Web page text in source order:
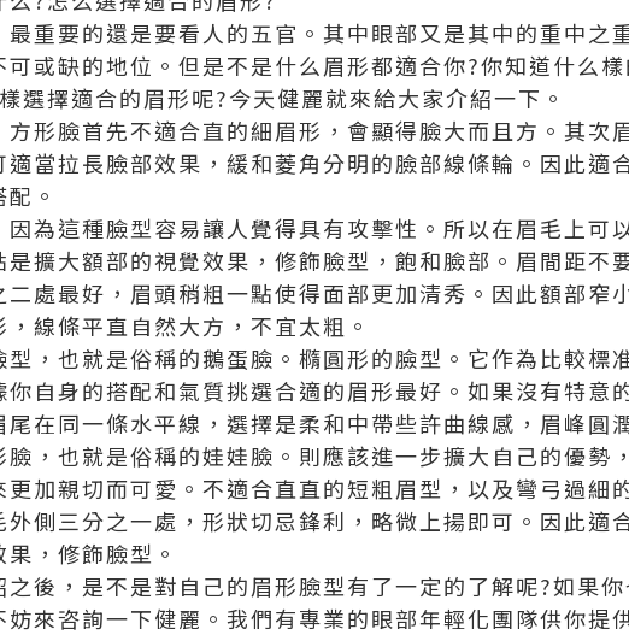
最重要的還是要看人的五官。其中眼部又是其中的重中之
可或缺的地位。但是不是什么眉形都適合你?你知道什么
選擇適合的眉形呢?今天健麗就來給大家介紹一下。
方形臉首先不適合直的細眉形，會顯得臉大而且方。其次
適當拉長臉部效果，緩和菱角分明的臉部線條輪。因此適
。
因為這種臉型容易讓人覺得具有攻擊性。所以在眉毛上可
是擴大額部的視覺效果，修飾臉型，飽和臉部。眉間距不
二處最好，眉頭稍粗一點使得面部更加清秀。因此額部窄
線條平直自然大方，不宜太粗。
型，也就是俗稱的鵝蛋臉。橢圓形的臉型。它作為比較標
你自身的搭配和氣質挑選合適的眉形最好。如果沒有特意
尾在同一條水平線，選擇是柔和中帶些許曲線感，眉峰圓
臉，也就是俗稱的娃娃臉。則應該進一步擴大自己的優勢
更加親切而可愛。不適合直直的短粗眉型，以及彎弓過細
外側三分之一處，形狀切忌鋒利，略微上揚即可。因此適
，修飾臉型。
之後，是不是對自己的眉形臉型有了一定的了解呢?如果
妨來咨詢一下健麗。我們有專業的眼部年輕化團隊供你提